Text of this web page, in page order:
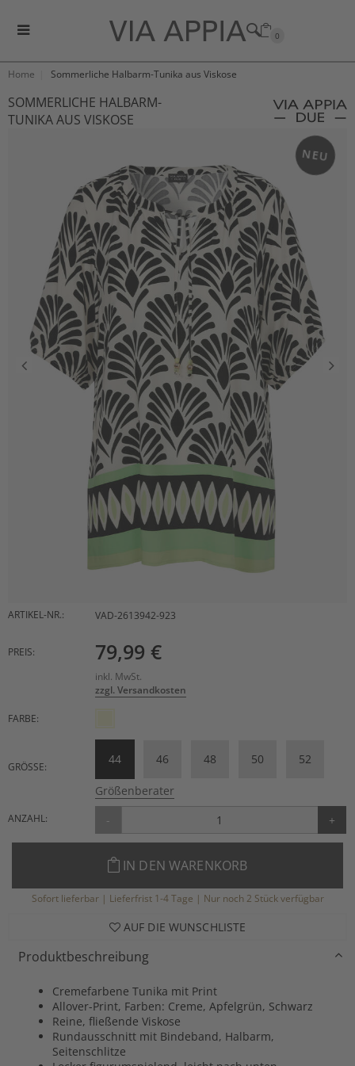
0
Home Sommerliche Halbarm-Tunika aus Viskose
SOMMERLICHE HALBARM-
TUNIKA AUS VISKOSE
NEU
ARTIKEL-NR.: VAD-2613942-923
PREIS: 79,99 €
inkl. MwSt.
zzgl. Versandkosten
FARBE:
GRÖSSE:
44 46 48 50 52
Größenberater
ANZAHL: - +
IN DEN WARENKORB
Sofort lieferbar | Lieferfrist 1-4 Tage | Nur noch 2 Stück verfügbar
AUF DIE WUNSCHLISTE
Produktbeschreibung
Cremefarbene Tunika mit Print
Allover-Print, Farben: Creme, Apfelgrün, Schwarz
Reine, fließende Viskose
Rundausschnitt mit Bindeband, Halbarm,
Seitenschlitze